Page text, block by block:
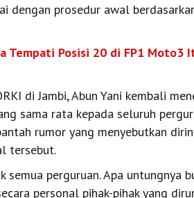
dengan prosedur awal
Tempati Posisi 20 di FP1 Moto3
di Jambi, Abun Yani kembali
sama rata kepada seluruh
rumor yang menyebutkan
tersebut.
semua perguruan. Apa untungnya
personal pihak-pihak yang